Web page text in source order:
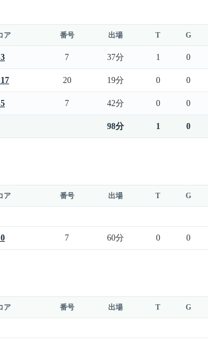
ア 番号 出場 T G
7 37分 1 0
20 19分 0 0
7 42分 0 0
98分 1 0
ア 番号 出場 T G
7 60分 0 0
ア 番号 出場 T G